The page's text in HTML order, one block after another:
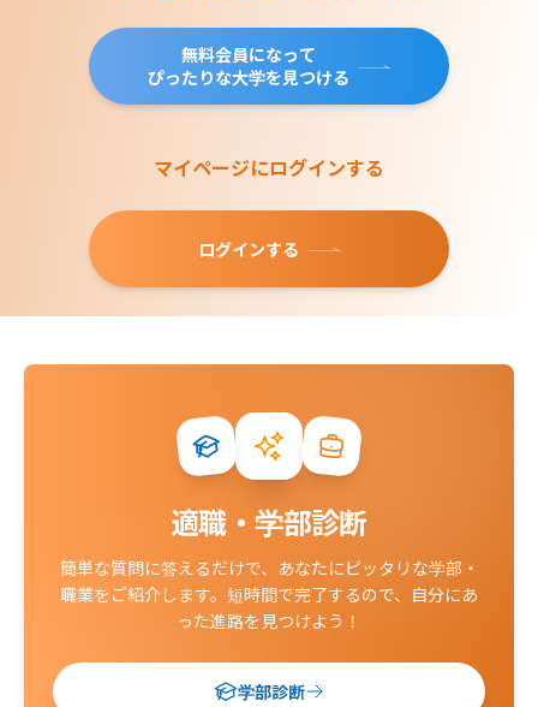
無料会員になって
ぴったりな大学を見つける
マイページにログインする
ログインする
適職・学部診断
簡単な質問に答えるだけで、あなたにピッタリな学部・
職業をご紹介します。 短時間で完了するので、自分にあ
った進路を見つけよう！
学部診断